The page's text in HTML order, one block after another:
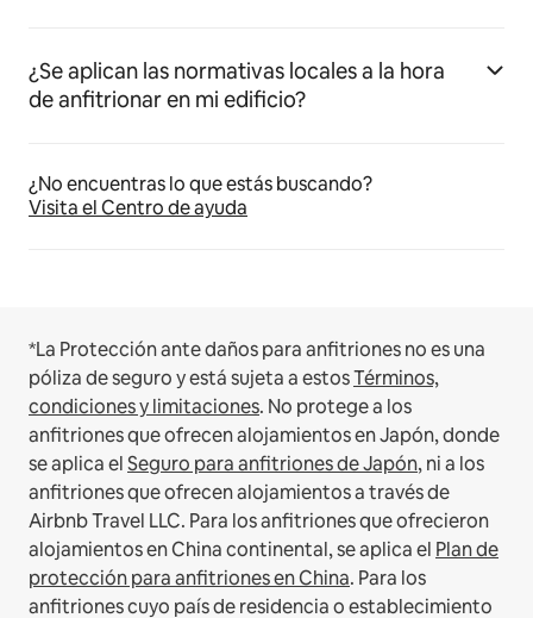
¿Se aplican las normativas locales a la hora
de anfitrionar en mi edificio?
¿No encuentras lo que estás buscando?
Visita el Centro de ayuda
*La Protección ante daños para anfitriones no es una
póliza de seguro y está sujeta a estosTérminos,
condiciones y limitaciones. No protege a los
anfitriones que ofrecen alojamientos en Japón, donde
se aplica elSeguro para anfitriones de Japón, ni a los
anfitriones que ofrecen alojamientos a través de
Airbnb Travel LLC. Para los anfitriones que ofrecieron
alojamientos en China continental, se aplica el Plan de
protección para anfitriones en China. Para los
anfitriones cuyo país de residencia o establecimiento